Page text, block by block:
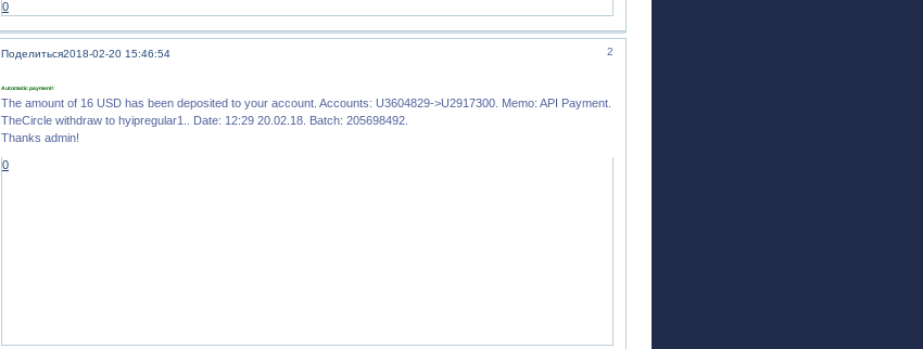
0
Поделиться 2
2018-02-20 15:46:54
Automatic payment!
The amount of 16 USD has been deposited to your account. Accounts: U3604829->U2917300. Memo: API Payment.
TheCircle withdraw to hyipregular1.. Date: 12:29 20.02.18. Batch: 205698492.
Thanks admin!
0